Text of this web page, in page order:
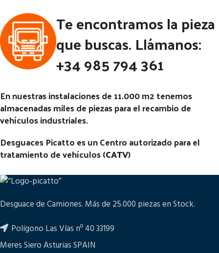
Notas:[VP]MERCEDES
ATEGO II E3 817 RG (4X2) |
01.02 - 12.06
Código Pieza:
250 RG (4X2) | 01.87 - 12.96
Código Pieza:
Te encontramos la pieza
que buscas. Llámanos:
+34 985 794 361
En nuestras instalaciones de 11.000 m2 tenemos
almacenadas miles de piezas para el recambio de
vehículos industriales.
Desguaces Picatto es un Centro autorizado para el
tratamiento de vehículos (CATV)
Desguace de Camiones. Más de 25.000 piezas en Stock.
Polígono Las Vías nº 40 33199
Meres Siero Asturias SPAIN